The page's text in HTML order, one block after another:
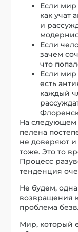
Если мир
как учат
и
Если
зачем
что
Если мир
есть
каждый
На следующем
пелена
не доверяют
тоже. Это то
Процесс
тенденция
Не будем,
возвращения
проблема
Мир, который